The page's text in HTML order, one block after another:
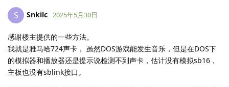
S Snkilc 2025年5月30日
感谢楼主提供的一些方法。
我就是雅马哈724声卡， 虽然DOS游戏能发生音乐，但是在DOS下
的模拟器和播放器还是提示说检测不到声卡，估计没有模拟sb16，
主板也没有sblink接口。